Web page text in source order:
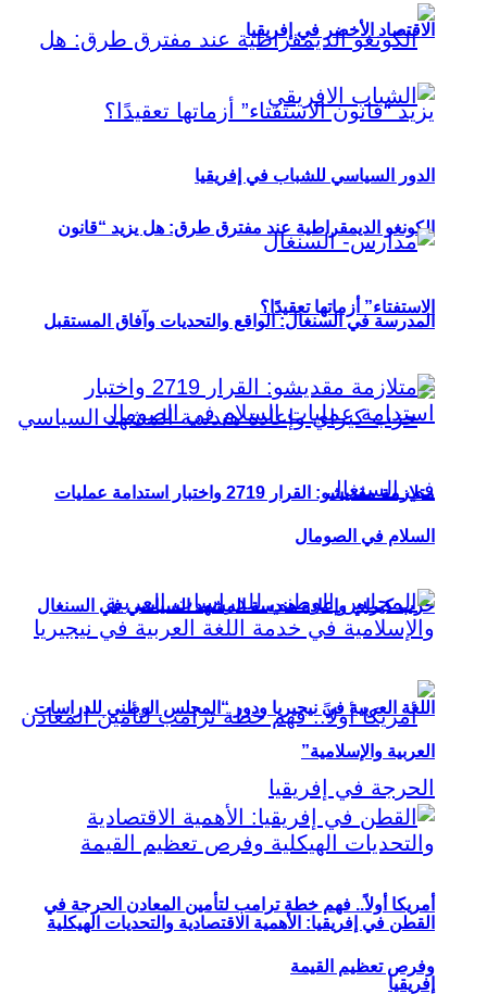
الكونغو الديمقراطية عند مفترق طرق: هل يزيد “قانون
الاستفتاء” أزماتها تعقيدًا؟
حزب كيراي وإعادة هندسة المشهد السياسي في السنغال
أمريكا أولاً.. فهم خطة ترامب لتأمين المعادن الحرجة في
إفريقيا
الاقتصاد الأخضر في إفريقيا
الدور السياسي للشباب في إفريقيا
المدرسة في السنغال: الواقع والتحديات وآفاق المستقبل
متلازمة مقديشو: القرار 2719 واختبار استدامة عمليات
السلام في الصومال
اللغة العربية في نيجيريا ودور “المجلس الوطني للدراسات
العربية والإسلامية”
القطن في إفريقيا: الأهمية الاقتصادية والتحديات الهيكلية
وفرص تعظيم القيمة